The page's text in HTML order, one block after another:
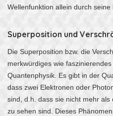
Wellenfunktion allein durch seine
Superposition und
Die Superposition bzw. die
merkwürdiges wie
Quantenphysik. Es gibt in der
dass zwei Elektronen oder
sind, d.h. dass sie nicht mehr als
zu sehen sind. Dieses